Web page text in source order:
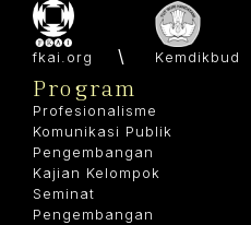
fkai.org Kemdikbud
Program
Profesionalisme
Komunikasi Publik
Pengembangan
Kajian Kelompok
Seminat
Pengembangan